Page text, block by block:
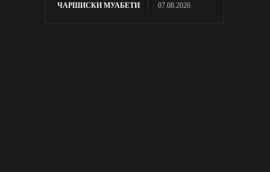
ЧАРШИСКИ МУАБЕТИ 07.08.2026